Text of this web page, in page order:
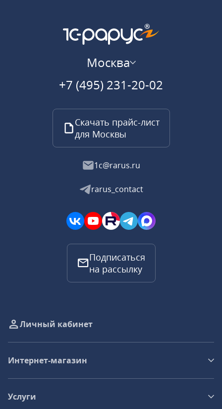
Москва
+7 (495) 231-20-02
Скачать прайс-лист
для Москвы
1c@rarus.ru
rarus_contact
Подписаться
на рассылку
Личный кабинет
Интернет-магазин
Услуги